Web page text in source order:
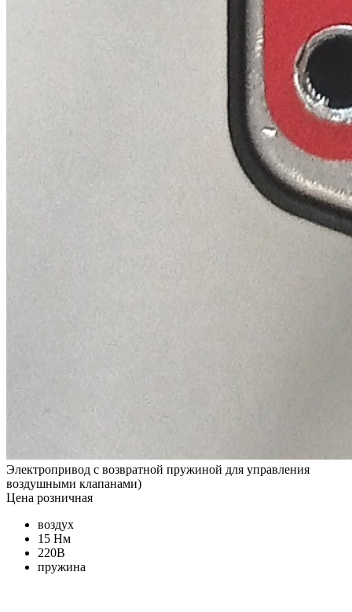
Электропривод с возвратной пружиной для управления
воздушными клапанами)
Цена розничная
воздух
15 Нм
220В
пружина